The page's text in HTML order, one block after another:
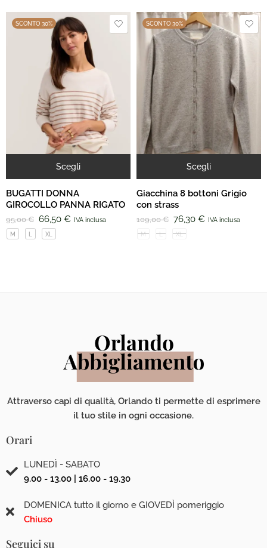
SCONTO 30%
Scegli
BUGATTI DONNA
GIROCOLLO PANNA RIGATO
95,00€ 66,50 € IVA inclusa
M XL
SCONTO 30%
Scegli
Giacchina 8 bottoni Grigio
con strass
109,00€ 76,30 € IVA inclusa
M L XL
Attraverso capi di qualità, Orlando ti permette di esprimere
il tuo stile in ogni occasione.
Orari
LUNEDÌ - SABATO
9.00 - 13.00 | 16.00 - 19.30
DOMENICA tutto il giorno e GIOVEDÌ pomeriggio
Chiuso
Seguici su